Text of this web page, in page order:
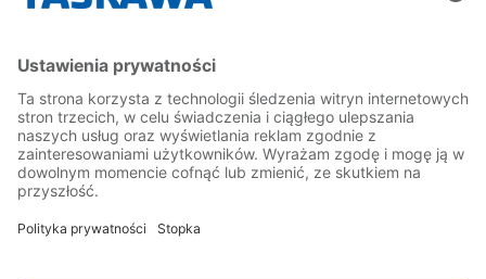
Yaskawa Polska
Kariera
Bądź z nami na bieżąco